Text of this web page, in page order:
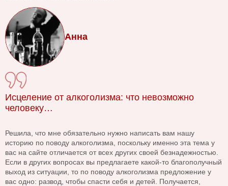
Анна
Исцеление от алкоголизма: что невозможно
человеку…
Решила, что мне обязательно нужно написать вам нашу
историю по поводу алкоголизма, поскольку именно эта тема у
вас на сайте отличается от всех других своей безнадежностью.
Если в других вопросах вы предлагаете какой-то благополучный
выход из ситуации, то по поводу алкоголизма предложение у
вас одно: развод, чтобы спасти себя и детей. Получается,